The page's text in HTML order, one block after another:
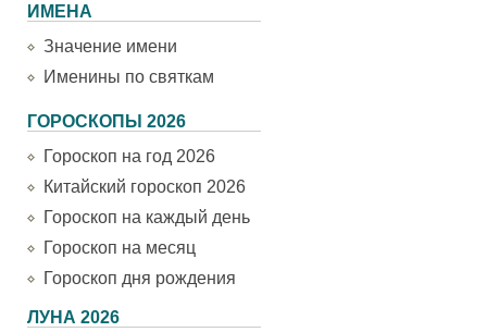
ИМЕНА
Значение имени
Именины по святкам
ГОРОСКОПЫ 2026
Гороскоп на год 2026
Китайский гороскоп 2026
Гороскоп на каждый день
Гороскоп на месяц
Гороскоп дня рождения
ЛУНА 2026